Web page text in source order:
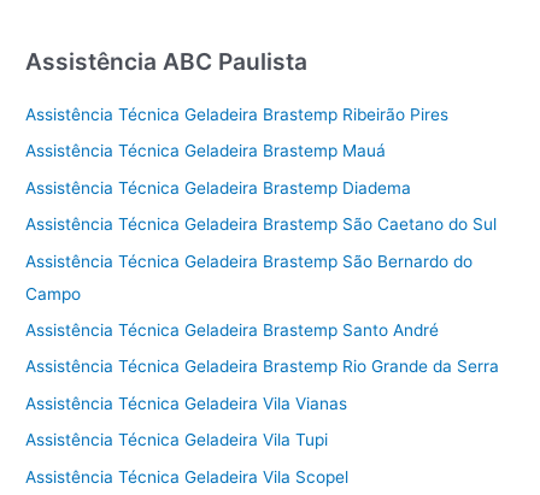
Assistência ABC Paulista
Assistência Técnica Geladeira Brastemp Ribeirão Pires
Assistência Técnica Geladeira Brastemp Mauá
Assistência Técnica Geladeira Brastemp Diadema
Assistência Técnica Geladeira Brastemp São Caetano do Sul
Assistência Técnica Geladeira Brastemp São Bernardo do
Campo
Assistência Técnica Geladeira Brastemp Santo André
Assistência Técnica Geladeira Brastemp Rio Grande da Serra
Assistência Técnica Geladeira Vila Vianas
Assistência Técnica Geladeira Vila Tupi
Assistência Técnica Geladeira Vila Scopel